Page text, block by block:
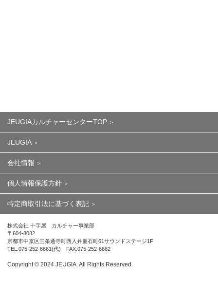
JEUGIAカルチャーセンターTOP
JEUGIA
会社情報
個人情報保護方針
特定商取引法に基づく表記
株式会社 十字屋 カルチャー事業部
〒604-8082
京都市中京区三条通寺町西入弁慶石町61サウンドステージ1F
TEL.075-252-6661(代) FAX.075-252-6662
Copyright ©︎ 2024 JEUGIA. All Rights Reserved.